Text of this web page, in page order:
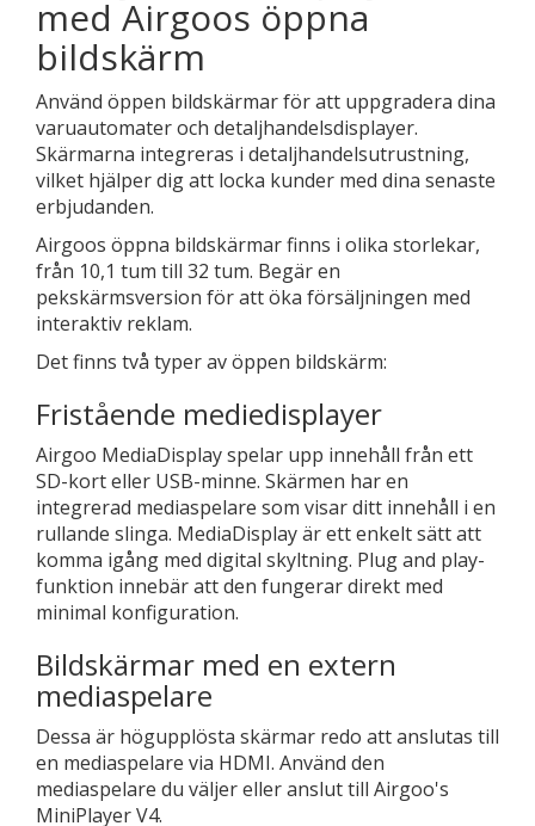
med Airgoos öppna
bildskärm
Använd öppen bildskärmar för att uppgradera dina
varuautomater och detaljhandelsdisplayer.
Skärmarna integreras i detaljhandelsutrustning,
vilket hjälper dig att locka kunder med dina senaste
erbjudanden.
Airgoos öppna bildskärmar finns i olika storlekar,
från 10,1 tum till 32 tum. Begär en
pekskärmsversion för att öka försäljningen med
interaktiv reklam.
Det finns två typer av öppen bildskärm:
Fristående mediedisplayer
Airgoo MediaDisplay spelar upp innehåll från ett
SD-kort eller USB-minne. Skärmen har en
integrerad mediaspelare som visar ditt innehåll i en
rullande slinga. MediaDisplay är ett enkelt sätt att
komma igång med digital skyltning. Plug and play-
funktion innebär att den fungerar direkt med
minimal konfiguration.
Bildskärmar med en extern
mediaspelare
Dessa är högupplösta skärmar redo att anslutas till
en mediaspelare via HDMI. Använd den
mediaspelare du väljer eller anslut till Airgoo's
MiniPlayer V4.